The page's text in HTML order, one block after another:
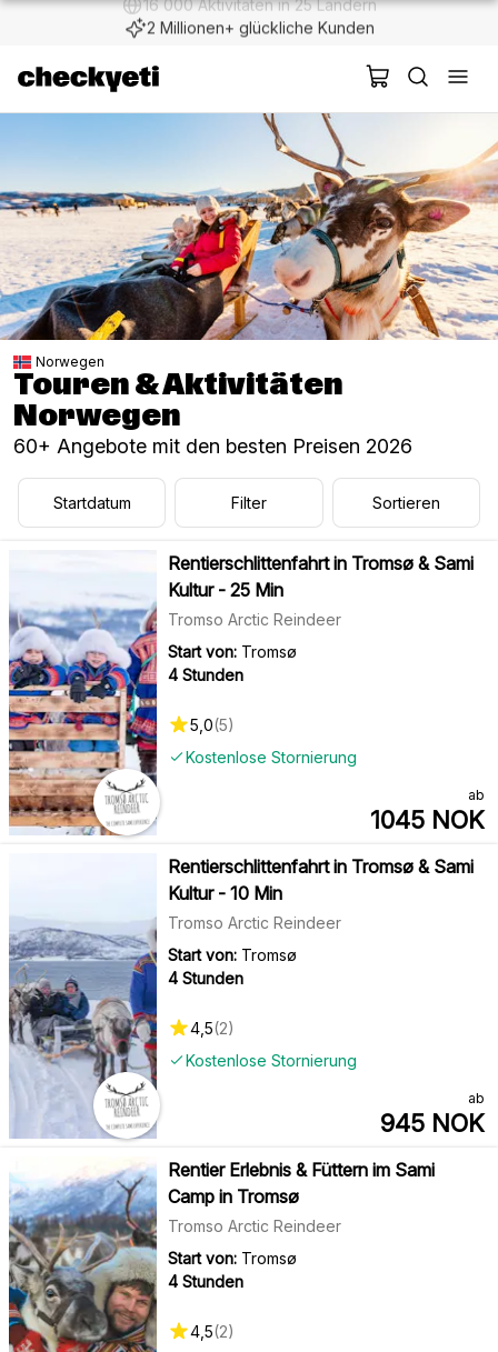
2 Millionen+ glückliche Kunden
Norwegen
Touren & Aktivitäten
Norwegen
60+ Angebote mit den besten Preisen 2026
Startdatum Filter Sortieren
Rentierschlittenfahrt in Tromsø & Sami
Kultur - 25 Min
Tromso Arctic Reindeer
Start von: Tromsø
4 Stunden
Kostenlose Stornierung
5,0(5)
ab
1045 NOK
Rentierschlittenfahrt in Tromsø & Sami
Kultur - 10 Min
Tromso Arctic Reindeer
Start von: Tromsø
4 Stunden
Kostenlose Stornierung
4,5(2)
ab
945 NOK
Rentier Erlebnis & Füttern im Sami
Camp in Tromsø
Tromso Arctic Reindeer
Start von: Tromsø
4 Stunden
4,5(2)